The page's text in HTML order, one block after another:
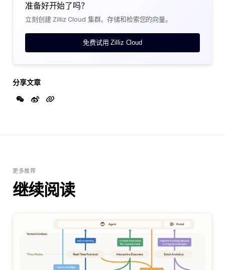
准备好开始了吗？
立刻创建 Zilliz Cloud 集群，存储和检索您的向量。
免费试用 Zilliz Cloud
分享文章
更多推荐
继续阅读